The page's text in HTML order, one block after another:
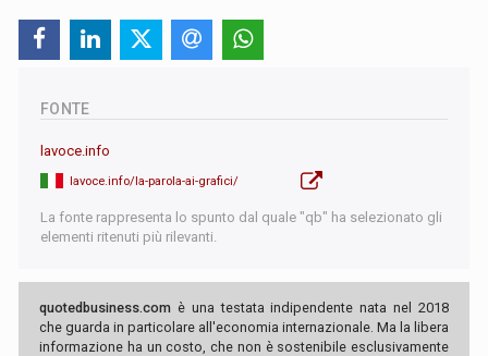
FONTE
lavoce.info
lavoce.info/la-parola-ai-grafici/
La fonte rappresenta lo spunto dal quale "qb" ha selezionato gli
elementi ritenuti più rilevanti.
quotedbusiness.com è una testata indipendente nata nel 2018
che guarda in particolare all'economia internazionale. Ma la libera
informazione ha un costo, che non è sostenibile esclusivamente